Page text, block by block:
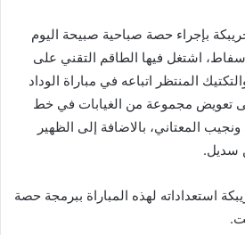
بإجراء حصة صباحية صبيحة اليوم
اشتغل فيها الطاقم التقني على
المنتظر اتباعه في مباراة الوداد
تعويض مجموعة من الغيابات في خط
المعتاني، بالاضافة إلى الظهير
سديل.
استعداداته لهذه المباراة ببرمجة حصة